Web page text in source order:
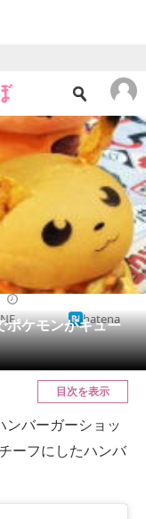
ケモンがキュー
hatena
目次を表示
バーガーショッ
ーフにしたハンバ